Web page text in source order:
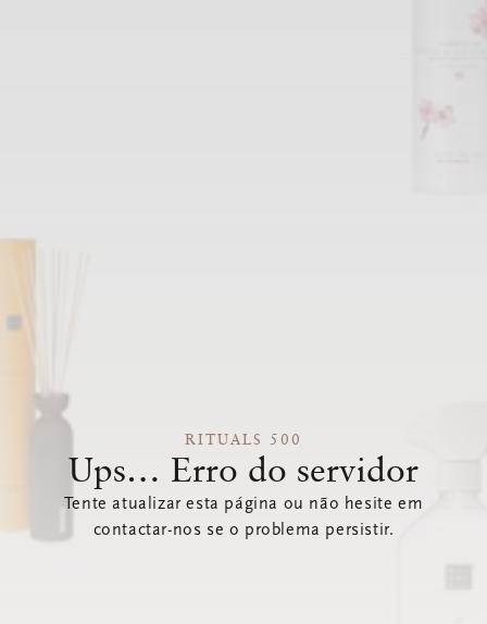
RITUALS 500
Ups… Erro do servidor
Tente atualizar esta página ou não hesite em
contactar-nos se o problema persistir.